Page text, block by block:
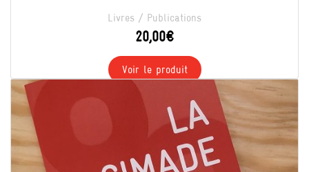
Livres / Publications
20,00€
Voir le produit